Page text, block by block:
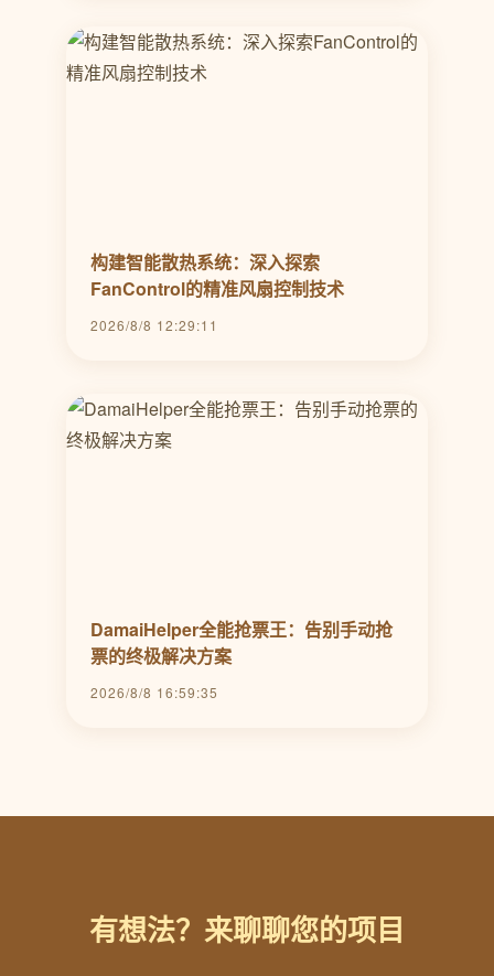
构建智能散热系统：深入探索
FanControl的精准风扇控制技术
2026/8/8 12:29:11
DamaiHelper全能抢票王：告别手动抢
票的终极解决方案
2026/8/8 16:59:35
有想法？来聊聊您的项目